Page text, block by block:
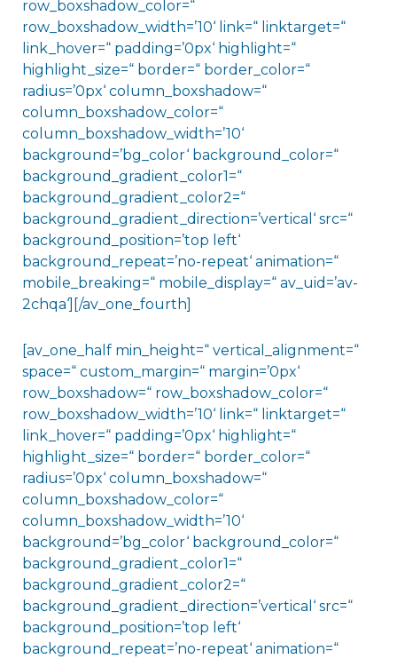
row_boxshadow_color=“
row_boxshadow_width=’10‘ link=“ linktarget=“
link_hover=“ padding=’0px‘ highlight=“
highlight_size=“ border=“ border_color=“
radius=’0px‘ column_boxshadow=“
column_boxshadow_color=“
column_boxshadow_width=’10‘
background=’bg_color‘ background_color=“
background_gradient_color1=“
background_gradient_color2=“
background_gradient_direction=’vertical‘ src=“
background_position=’top left‘
background_repeat=’no-repeat‘ animation=“
mobile_breaking=“ mobile_display=“ av_uid=’av-
2chqa‘][/av_one_fourth]
[av_one_half min_height=“ vertical_alignment=“
space=“ custom_margin=“ margin=’0px‘
row_boxshadow=“ row_boxshadow_color=“
row_boxshadow_width=’10‘ link=“ linktarget=“
link_hover=“ padding=’0px‘ highlight=“
highlight_size=“ border=“ border_color=“
radius=’0px‘ column_boxshadow=“
column_boxshadow_color=“
column_boxshadow_width=’10‘
background=’bg_color‘ background_color=“
background_gradient_color1=“
background_gradient_color2=“
background_gradient_direction=’vertical‘ src=“
background_position=’top left‘
background_repeat=’no-repeat‘ animation=“